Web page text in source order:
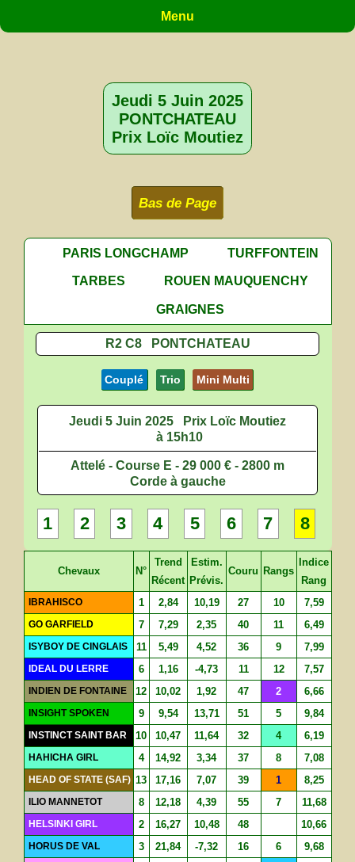
Menu
Jeudi 5 Juin 2025
PONTCHATEAU
Prix Loïc Moutiez
Bas de Page
PARIS LONGCHAMP
TURFFONTEIN
TARBES
ROUEN MAUQUENCHY
GRAIGNES
R2 C8 PONTCHATEAU
Couplé Trio Mini Multi
Jeudi 5 Juin 2025
Prix Loïc Moutiez
à 15h10
Attelé - Course E - 29 000 € - 2800 m
Corde à gauche
1 2 3 4 5 6 7 8
Chevaux N°
Trend
Récent
Estim.
Prévis.
Couru Rangs
Indice
Rang
IBRAHISCO 1 2,84 10,19 27 10 7,59
GO GARFIELD 7 7,29 2,35 40 11 6,49
ISYBOY DE CINGLAIS 11 5,49 4,52 36 9 7,99
IDEAL DU LERRE 6 1,16 -4,73 11 12 7,57
INDIEN DE FONTAINE 12 10,02 1,92 47 2 6,66
INSIGHT SPOKEN 9 9,54 13,71 51 5 9,84
INSTINCT SAINT BAR 10 10,47 11,64 32 4 6,19
HAHICHA GIRL 4 14,92 3,34 37 8 7,08
HEAD OF STATE (SAF) 13 17,16 7,07 39 1 8,25
ILIO MANNETOT 8 12,18 4,39 55 7 11,68
HELSINKI GIRL 2 16,27 10,48 48 10,66
HORUS DE VAL 3 21,84 -7,32 16 6 9,68